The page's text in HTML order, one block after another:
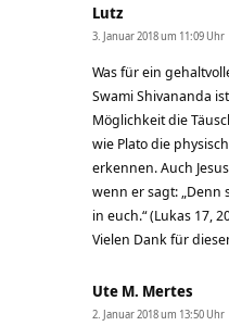
Lutz
3. Januar 2018 um 11:09 Uhr
Was für ein
Swami Shivananda
Möglichkeit die
wie Plato die
erkennen. Auch
wenn er sagt: „Denn
in euch.“ (Lukas 17,
Vielen Dank für
Ute M. Mertes
2. Januar 2018 um 13:50 Uhr